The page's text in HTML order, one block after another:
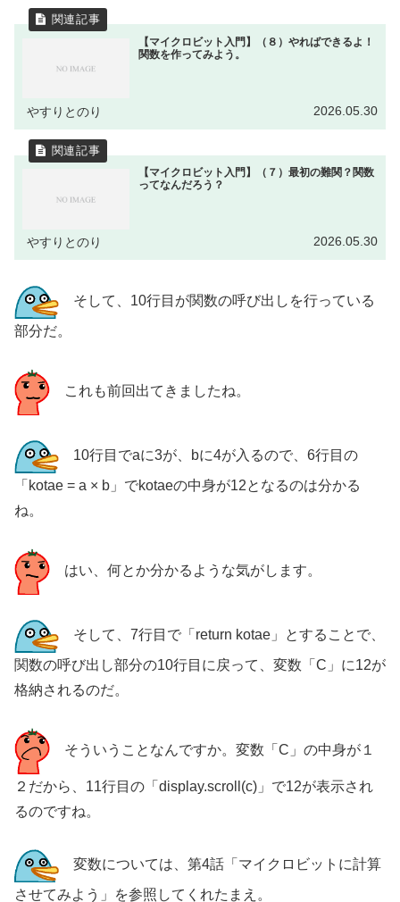
【マイクロビット入門】（８）やればできるよ！
関数を作ってみよう。
やすりとのり 2026.05.30
【マイクロビット入門】（７）最初の難関？関数
ってなんだろう？
やすりとのり 2026.05.30
そして、10行目が関数の呼び出しを行っている
部分だ。
これも前回出てきましたね。
10行目でaに3が、bに4が入るので、6行目の
「kotae = a × b」でkotaeの中身が12となるのは分かる
ね。
はい、何とか分かるような気がします。
そして、7行目で「return kotae」とすることで、
関数の呼び出し部分の10行目に戻って、変数「C」に12が
格納されるのだ。
そういうことなんですか。変数「C」の中身が１
２だから、11行目の「display.scroll(c)」で12が表示され
るのですね。
変数については、第4話「マイクロビットに計算
させてみよう」を参照してくれたまえ。